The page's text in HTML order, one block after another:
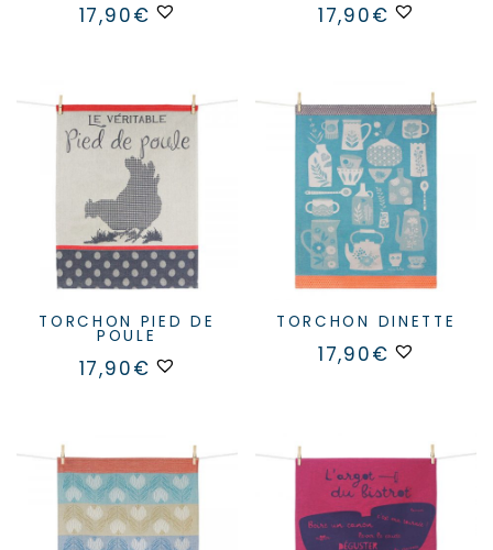
17,90€ 17,90€
TORCHON PIED DE
POULE
17,90€
TORCHON DINETTE
17,90€